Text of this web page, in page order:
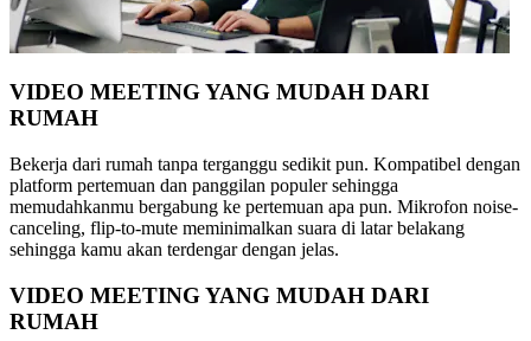
VIDEO MEETING YANG MUDAH DARI
RUMAH
Bekerja dari rumah tanpa terganggu sedikit pun. Kompatibel dengan
platform pertemuan dan panggilan populer sehingga
memudahkanmu bergabung ke pertemuan apa pun. Mikrofon noise-
canceling, flip-to-mute meminimalkan suara di latar belakang
sehingga kamu akan terdengar dengan jelas.
VIDEO MEETING YANG MUDAH DARI
RUMAH